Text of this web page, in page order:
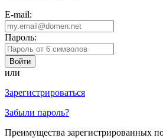
E-mail:
Пароль:
или
Зарегистрироваться
Забыли пароль?
Преимущества зарегистрированных